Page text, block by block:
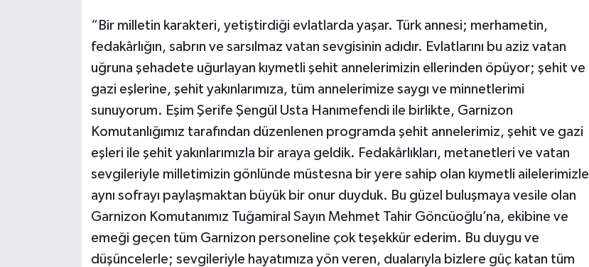
“Bir milletin karakteri, yetiştirdiği evlatlarda yaşar. Türk annesi; merhametin,
fedakârlığın, sabrın ve sarsılmaz vatan sevgisinin adıdır. Evlatlarını bu aziz vatan
uğruna şehadete uğurlayan kıymetli şehit annelerimizin ellerinden öpüyor; şehit ve
gazi eşlerine, şehit yakınlarımıza, tüm annelerimize saygı ve minnetlerimi
sunuyorum. Eşim Şerife Şengül Usta Hanımefendi ile birlikte, Garnizon
Komutanlığımız tarafından düzenlenen programda şehit annelerimiz, şehit ve gazi
eşleri ile şehit yakınlarımızla bir araya geldik. Fedakârlıkları, metanetleri ve vatan
sevgileriyle milletimizin gönlünde müstesna bir yere sahip olan kıymetli ailelerimizle
aynı sofrayı paylaşmaktan büyük bir onur duyduk. Bu güzel buluşmaya vesile olan
Garnizon Komutanımız Tuğamiral Sayın Mehmet Tahir Göncüoğlu’na, ekibine ve
emeği geçen tüm Garnizon personeline çok teşekkür ederim. Bu duygu ve
düşüncelerle; sevgileriyle hayatımıza yön veren, dualarıyla bizlere güç katan tüm